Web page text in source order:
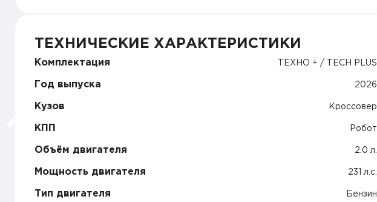
ТЕХНИЧЕСКИЕ ХАРАКТЕРИСТИКИ
Комплектация ТЕХНО + / TECH PLUS
Год выпуска 2026
Кузов Кроссовер
КПП Робот
Объём двигателя 2.0 л.
Мощность двигателя 231 л.c.
Тип двигателя Бензин